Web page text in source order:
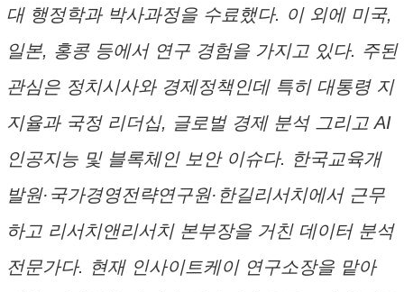
대 행정학과 박사과정을 수료했다. 이 외에 미국,
일본, 홍콩 등에서 연구 경험을 가지고 있다. 주된
관심은 정치시사와 경제정책인데 특히 대통령 지
지율과 국정 리더십, 글로벌 경제 분석 그리고 AI
인공지능 및 블록체인 보안 이슈다. 한국교육개
발원·국가경영전략연구원·한길리서치에서 근무
하고 리서치앤리서치 본부장을 거친 데이터 분석
전문가다. 현재 인사이트케이 연구소장을 맡아